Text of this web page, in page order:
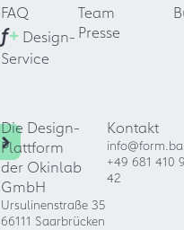
FAQ
f+ Design-
Service
Team
Presse
Die Design-
Plattform
der Okinlab
GmbH
Ursulinenstraße 35
66111 Saarbrücken
Kontakt
+49 681 410
42